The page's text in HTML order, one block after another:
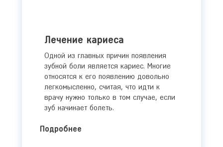
Лечение кариеса
Одной из главных причин появления
зубной боли является кариес. Многие
относятся к его появлению довольно
легкомысленно, считая, что идти к
врачу нужно только в том случае, если
зуб начинает болеть.
Подробнее